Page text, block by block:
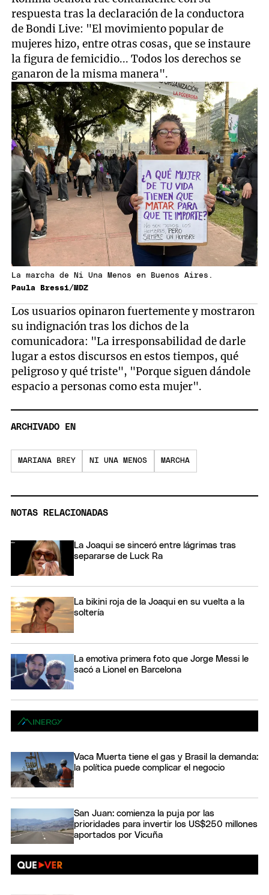
respuesta tras la declaración de la conductora
de Bondi Live: "El movimiento popular de
mujeres hizo, entre otras cosas, que se instaure
la figura de femicidio... Todos los derechos se
ganaron de la misma manera".
La marcha de Ni Una Menos en Buenos Aires.
Paula Bressi/MDZ
Los usuarios opinaron fuertemente y mostraron
su indignación tras los dichos de la
comunicadora: "La irresponsabilidad de darle
lugar a estos discursos en estos tiempos, qué
peligroso y qué triste", "Porque siguen dándole
espacio a personas como esta mujer".
ARCHIVADO EN
MARIANA BREY NI UNA MENOS MARCHA
NOTAS RELACIONADAS
La Joaqui se sinceró entre lágrimas tras
separarse de Luck Ra
La bikini roja de la Joaqui en su vuelta a la
soltería
La emotiva primera foto que Jorge Messi le
sacó a Lionel en Barcelona
Vaca Muerta tiene el gas y Brasil la demanda:
la política puede complicar el negocio
San Juan: comienza la puja por las
prioridades para invertir los US$250 millones
aportados por Vicuña